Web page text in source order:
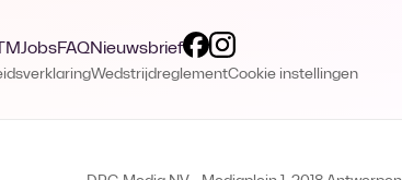
JobsFAQNieuwsbrief
WedstrijdreglementCookie instellingen